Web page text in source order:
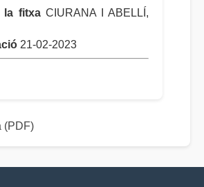
la fitxaCIURANA I ABELLÍ,
21-02-2023
(PDF)